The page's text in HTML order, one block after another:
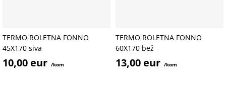
TERMO ROLETNA FONNO
45X170 siva
10,00 eur /kom
TERMO ROLETNA FONNO
60X170 bež
13,00 eur /kom